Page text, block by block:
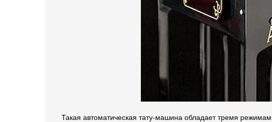
Такая автоматическая тату-машина обладает тремя